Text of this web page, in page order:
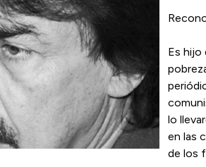
Es hijo
lo
en las
de los